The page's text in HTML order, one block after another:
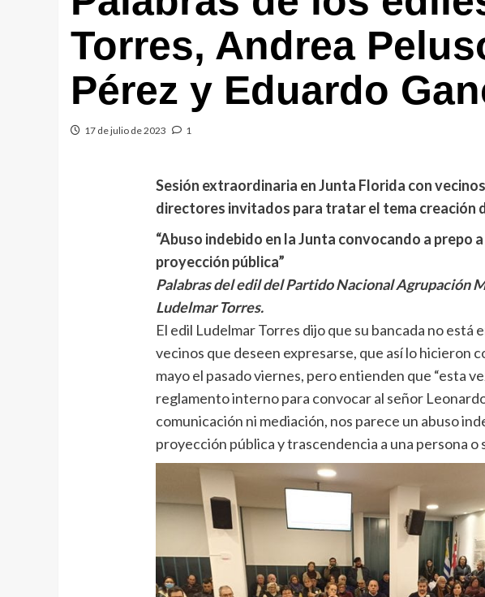
Torres, Andrea
Pérez y Eduardo
17 de julio de 2023 1
Sesión extraordinaria en Junta Florida con
directores invitados para tratar el tema creación
“Abuso indebido en la Junta convocando a prepo
proyección pública”
Palabras del edil del Partido Nacional Agrupación
Ludelmar Torres.
El edil Ludelmar Torres dijo que su bancada no está
vecinos que deseen expresarse, que así lo hicieron
mayo el pasado viernes, pero entienden que “esta
reglamento interno para convocar al señor
comunicación ni mediación, nos parece un abuso
proyección pública y trascendencia a una persona o